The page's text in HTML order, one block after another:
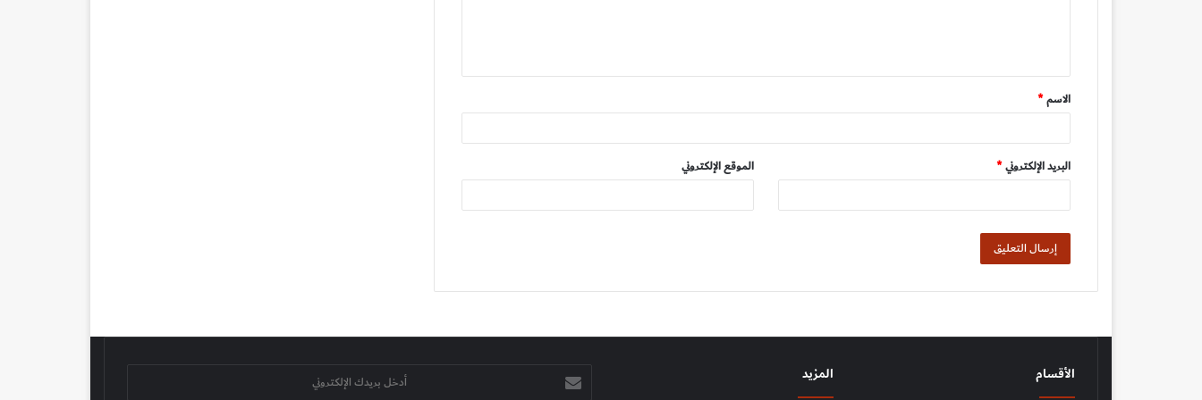
ق
*
الاسم*
البريد الإلكتروني* الموقع الإلكتروني
الأقسام المزيد
أدخل
بريدك